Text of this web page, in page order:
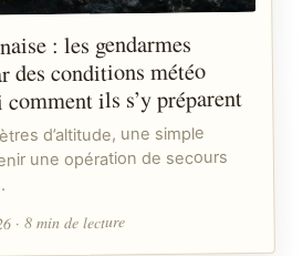
: les gendarmes
des conditions météo
ils s’y préparent
d’altitude, une simple
une opération de secours
· 8 min de lecture